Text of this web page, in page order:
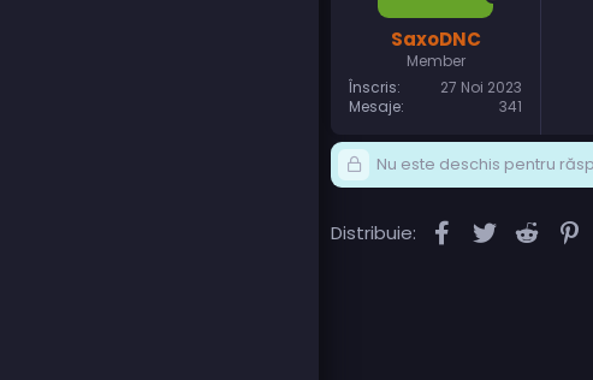
SaxoDNC
Member
Înscris
27 Noi 2023
Mesaje
341
Nu este deschis pentru
Distribuie: FacebookTwitterReddit